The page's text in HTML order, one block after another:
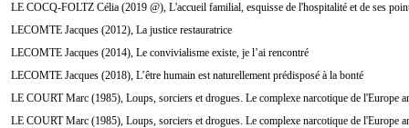
LE COCQ-FOLTZ Célia (2019 @), L'accueil familial, esquisse de l'hospitalité et de ses
LECOMTE Jacques (2012), La justice restauratrice
LECOMTE Jacques (2014), Le convivialisme existe, je l’ai rencontré
LECOMTE Jacques (2018), L’être humain est naturellement prédisposé à la bonté
LE COURT Marc (1985), Loups, sorciers et drogues. Le complexe narcotique de l'Europe
LE COURT Marc (1985), Loups, sorciers et drogues. Le complexe narcotique de l'Europe